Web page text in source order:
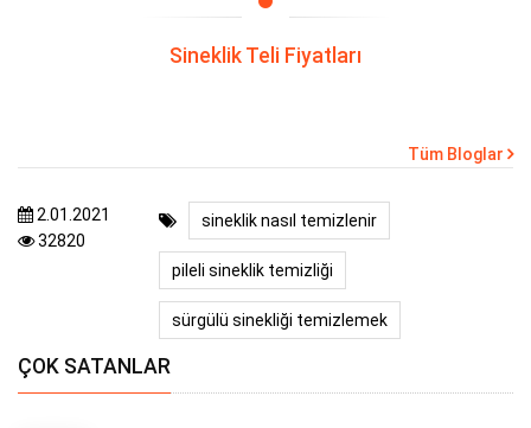
Sineklik Teli Fiyatları
Tüm Bloglar
2.01.2021
32820
sineklik nasıl temizlenir
pileli sineklik temizliği
sürgülü sinekliği temizlemek
ÇOK SATANLAR